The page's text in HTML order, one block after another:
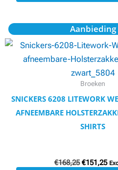
Aanbieding
Broeken
SNICKERS 6208 LITEWORK
AFNEEMBARE
SHIRTS
€168,25
prijs
was:
€168,25.
€151,25
is:
Dit
product
heeft
Deze
optie
kan
op